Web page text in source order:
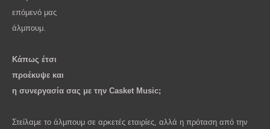
επόμενό μας
άλμπουμ.
Κάπως έτσι
προέκυψε και
η συνεργασία σας με την Casket Music;
Στείλαμε το άλμπουμ σε αρκετές εταιρίες, αλλά η πρόταση από την